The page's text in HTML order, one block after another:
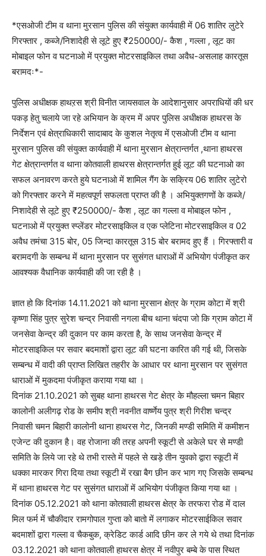
*एसओजी टीम व थाना मुरसान पुलिस की संयुक्त कार्यवाही में 06 शातिर लुटेरे
गिरफ्तार , कब्जे/निशादेही से लूटे हुए ₹250000/- कैश , गल्ला , लूट का
मोबाइल फोन व घटनाओ में प्रयुक्त मोटरसाइकिल तथा अवैध-असलाह कारतूस
बरामदः*-
पुलिस अधीक्षक हाथऱस श्री विनीत जायसवाल के आदेशानुसार अपराधियों की धर
पकड़ हेतु चलाये जा रहे अभियान के क्रम में अपर पुलिस अधीक्षक हाथरस के
निर्देशन एवं क्षेत्राधिकारी सादाबाद के कुशल नेतृत्व में एसओजी टीम व थाना
मुरसान पुलिस की संयुक्त कार्यवाही में थाना मुरसान क्षेत्रान्तर्गत ,थाना हाथरस
गेट क्षेत्रान्तर्गत व थाना कोतवाली हाथरस क्षेत्रान्तर्गत हुई लूट की घटनाओ का
सफल अनावरण करते हुये घटनाओ में शामिल गैंग के सक्रिय 06 शातिर लुटेरो
को गिरफ्तार करने में महत्वपूर्ण सफलता प्राप्त की है । अभियुक्तगणों के कब्जे/
निशादेही से लूटे हुए ₹250000/- कैश , लूट का गल्ला व मोबाइल फोन ,
घटनाओ में प्रयुक्त स्प्लेंडर मोटरसाइकिल व एक प्लेटिना मोटरसाइकिल व 02
अवैध तमंचा 315 बोर, 05 जिन्दा कारतूस 315 बोर बरामद हुए हैं । गिरफ्तारी व
बरामदगी के सम्बन्ध में थाना मुरसान पर सुसंगत धाराओं में अभियोग पंजीकृत कर
आवश्यक वैधानिक कार्यवाही की जा रही है ।
ज्ञात हो कि दिनांक 14.11.2021 को थाना मुरसान क्षेत्र के ग्राम कोटा में श्री
कृष्णा सिंह पुत्र सुरेश चन्द्र निवासी नगला बीच थाना चंदपा जो कि ग्राम कोटा में
जनसेवा केन्द्र की दुकान पर काम करता है, के साथ जनसेवा केन्द्र में
मोटरसाइकिल पर सवार बदमाशों द्वारा लूट की घटना कारित की गई थी, जिसके
सम्बन्ध में वादी की प्राप्त लिखित तहरीर के आधार पर थाना मुरसान पर सुसंगत
धाराओं में मुकदमा पंजीकृत कराया गया था ।
दिनांक 21.10.2021 को सुबह थाना हाथरस गेट क्षेत्र के मौहल्ला चमन बिहार
कालोनी अलीगढ़ रोड के समीप श्री नवनीत वार्ष्णेय पुत्र श्री गिरीश चन्द्र
निवासी चमन बिहारी कालोनी थाना हाथरस गेट, जिनकी मण्डी समिति में कमीशन
एजेन्ट की दुकान है। वह रोजाना की तरह अपनी स्कूटी से अकेले घर से मण्डी
समिति के लिये जा रहे थे तभी रास्ते में पहले से खड़े तीन युवको द्वारा स्कूटी में
धक्का मारकर गिरा दिया तथा स्कूटी में रखा बैग छीन कर भाग गए जिसके सम्बन्ध
में थाना हाथरस गेट पर सुसंगत धाराओं में अभियोग पंजीकृत किया गया था ।
दिनांक 05.12.2021 को थाना कोतवाली हाथरस क्षेत्र के तरफरा रोड में दाल
मिल फर्म में चौकीदार रामगोपाल गुप्ता को बातो में लगाकर मोटरसाईकिल सवार
बदमाशों द्वारा गल्ला व चैकबुक, क्रेडिट कार्ड आदि छीन कर ले गये थे तथा दिनांक
03.12.2021 को थाना कोतवाली हाथरस क्षेत्र में नवीपुर बम्बे के पास स्थित